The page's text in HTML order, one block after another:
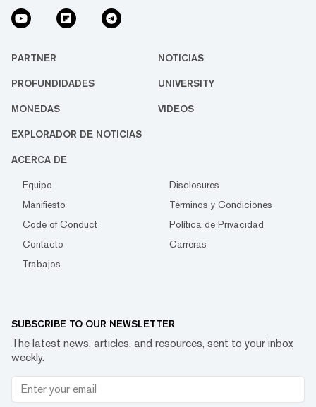
PARTNER NOTICIAS
PROFUNDIDADES UNIVERSITY
MONEDAS VIDEOS
EXPLORADOR DE NOTICIAS
ACERCA DE
Equipo
Disclosures
Manifiesto
Términos y Condiciones
Code of Conduct
Política de Privacidad
Contacto
Carreras
Trabajos
SUBSCRIBE TO OUR NEWSLETTER
The latest news, articles, and resources, sent to your inbox
weekly.